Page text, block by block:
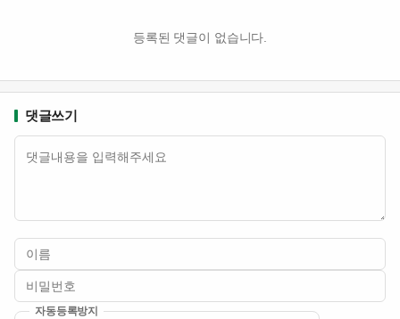
등록된 댓글이 없습니다.
댓글쓰기
자동등록방지